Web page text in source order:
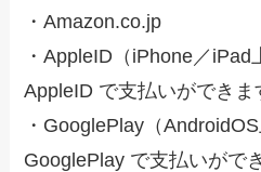
・Amazon.co.jp
・AppleID（iPhone／iPad
AppleID で支払いができま
・GooglePlay（
GooglePlay で支払いがで